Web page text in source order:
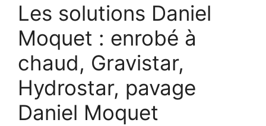
Les solutions Daniel
Moquet : enrobé à
chaud, Gravistar,
Hydrostar, pavage
Daniel Moquet